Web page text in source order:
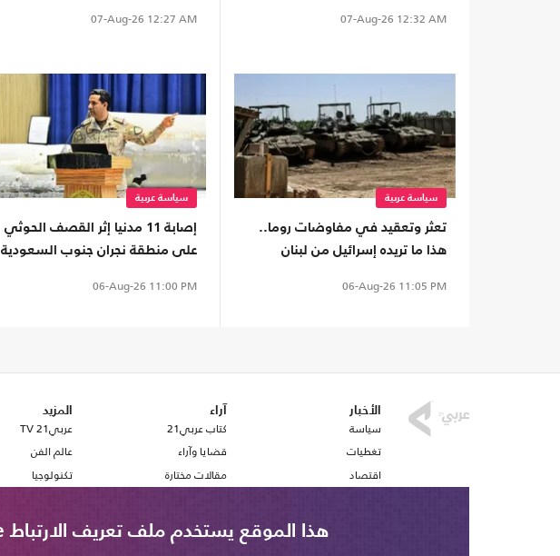
07-Aug-26 12:32 AM
07-Aug-26 12:27 AM
سياسة عربية
تعثر وتعقيد في مفاوضات روما..
هذا ما تريده إسرائيل من لبنان
06-Aug-26 11:05 PM
سياسة عربية
إصابة 11 مدنيا إثر القصف الحوثي
على منطقة نجران جنوب السعودية
06-Aug-26 11:00 PM
الأخبار
سياسة
تغطيات
اقتصاد
آراء
كتاب عربي21
قضايا وآراء
مقالات مختارة
استطلاع رأي
المزيد
عربي21 TV
عالم الفن
تكنولوجيا
هذا الموقع يستخدم ملف تعريف الارتباط Cookie